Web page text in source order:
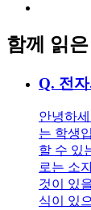
함께 읽
Q. 전
안녕하
는 학생
할 수 있
로는 소
것이 있
식이 있